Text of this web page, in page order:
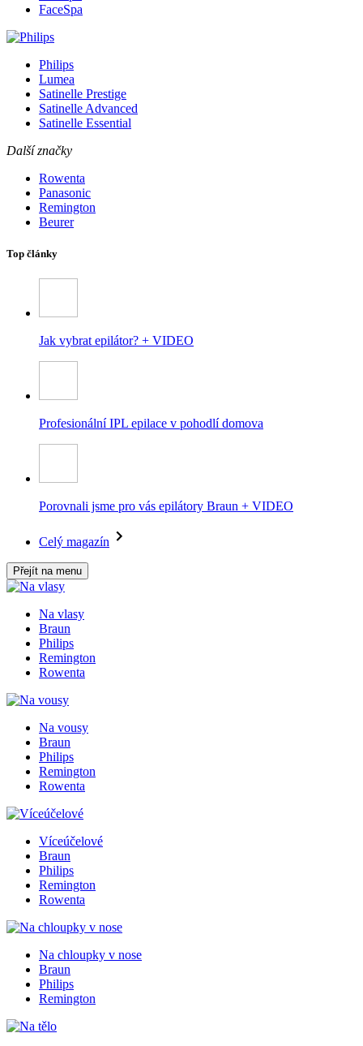
FaceSpa
Philips
Lumea
Satinelle Prestige
Satinelle Advanced
Satinelle Essential
Další značky
Rowenta
Panasonic
Remington
Beurer
Top články
Jak vybrat epilátor? + VIDEO
Profesionální IPL epilace v pohodlí domova
Porovnali jsme pro vás epilátory Braun + VIDEO
Celý magazín
Přejít na menu
Na vlasy
Braun
Philips
Remington
Rowenta
Na vousy
Braun
Philips
Remington
Rowenta
Víceúčelové
Braun
Philips
Remington
Rowenta
Na chloupky v nose
Braun
Philips
Remington